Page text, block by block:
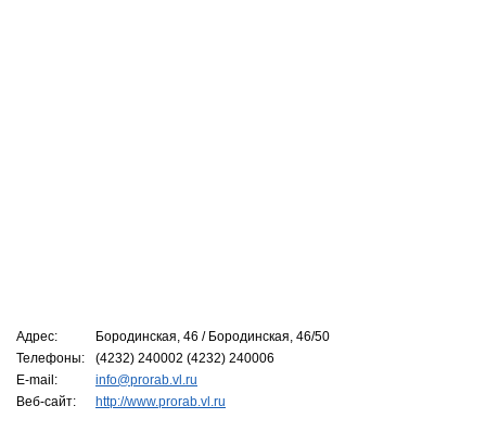
Адрес:
Бородинская, 46 / Бородинская, 46/50
Телефоны:
(4232) 240002 (4232) 240006
E-mail:
info@prorab.vl.ru
Веб-сайт:
http://www.prorab.vl.ru